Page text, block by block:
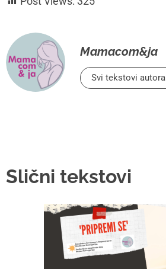
Mamacom&ja
Svi tekstovi autora
Slični tekstovi